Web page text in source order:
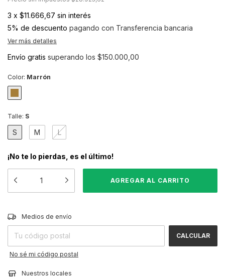
3 x $11.666,67 sin interés
5% de descuento pagando con Transferencia bancaria
Ver más detalles
Envío gratis superando los $150.000,00
Color: Marrón
Talle: S
S M L
¡No te lo pierdas, es el último!
Entregas para el CP:
Medios de envío
CALCULAR
No sé mi código postal
Nuestros locales